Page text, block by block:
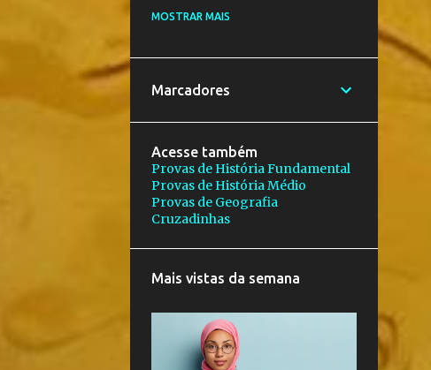
2023
outubro
agosto
julho
2
junho
fevereiro
janeiro
MOSTRAR MAIS
Marcadores
Acesse também
Provas de História Fundamental
Provas de História Médio
Provas de Geografia
Cruzadinhas
Mais vistas da semana